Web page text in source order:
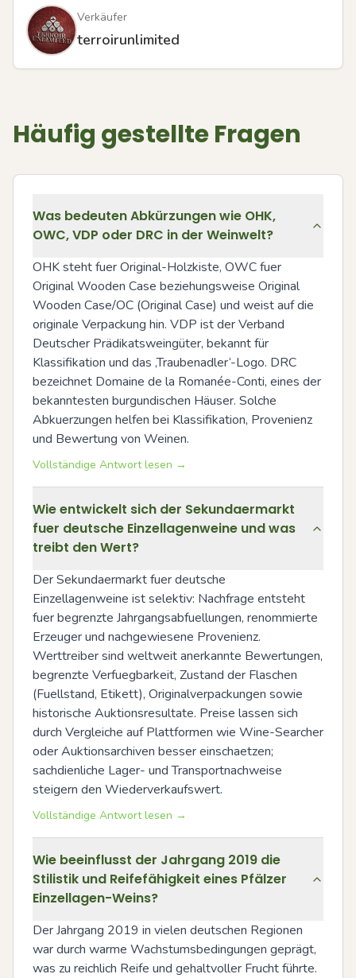
Verkäufer
terroirunlimited
Häufig gestellte Fragen
Was bedeuten Abkürzungen wie OHK,
OWC, VDP oder DRC in der Weinwelt?
OHK steht fuer Original-Holzkiste, OWC fuer
Original Wooden Case beziehungsweise Original
Wooden Case/OC (Original Case) und weist auf die
originale Verpackung hin. VDP ist der Verband
Deutscher Prädikatsweingüter, bekannt für
Klassifikation und das ‚Traubenadler‘-Logo. DRC
bezeichnet Domaine de la Romanée-Conti, eines der
bekanntesten burgundischen Häuser. Solche
Abkuerzungen helfen bei Klassifikation, Provenienz
und Bewertung von Weinen.
Vollständige Antwort lesen →
Wie entwickelt sich der Sekundaermarkt
fuer deutsche Einzellagenweine und was
treibt den Wert?
Der Sekundaermarkt fuer deutsche
Einzellagenweine ist selektiv: Nachfrage entsteht
fuer begrenzte Jahrgangsabfuellungen, renommierte
Erzeuger und nachgewiesene Provenienz.
Werttreiber sind weltweit anerkannte Bewertungen,
begrenzte Verfuegbarkeit, Zustand der Flaschen
(Fuellstand, Etikett), Originalverpackungen sowie
historische Auktionsresultate. Preise lassen sich
durch Vergleiche auf Plattformen wie Wine-Searcher
oder Auktionsarchiven besser einschaetzen;
sachdienliche Lager- und Transportnachweise
steigern den Wiederverkaufswert.
Vollständige Antwort lesen →
Wie beeinflusst der Jahrgang 2019 die
Stilistik und Reifefähigkeit eines Pfälzer
Einzellagen-Weins?
Der Jahrgang 2019 in vielen deutschen Regionen
war durch warme Wachstumsbedingungen geprägt,
was zu reichlich Reife und gehaltvoller Frucht führte.